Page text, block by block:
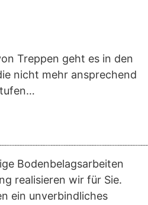
Treppen geht es in den
nicht mehr ansprechend
Bodenbelagsarbeiten
realisieren wir für Sie.
ein unverbindliches